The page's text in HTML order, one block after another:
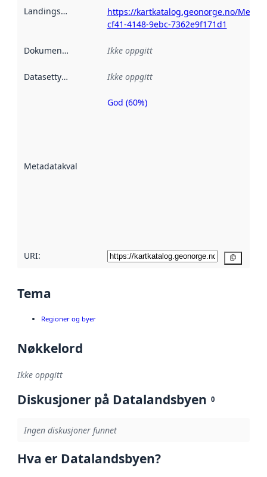
Landingsside
https://kartkatalog.geonorge.no/
cf41-4148-9ebc-7362e9f171d1
Dokumentasjon Ikke oppgitt
Datasettype Ikke oppgitt
Metadatakvalitet
Metadatakvalitet
God (60%)
URI:
Tema
Regioner og byer
Nøkkelord
Ikke oppgitt
Diskusjoner på Datalandsbyen 0
Ingen diskusjoner funnet
Hva er Datalandsbyen?